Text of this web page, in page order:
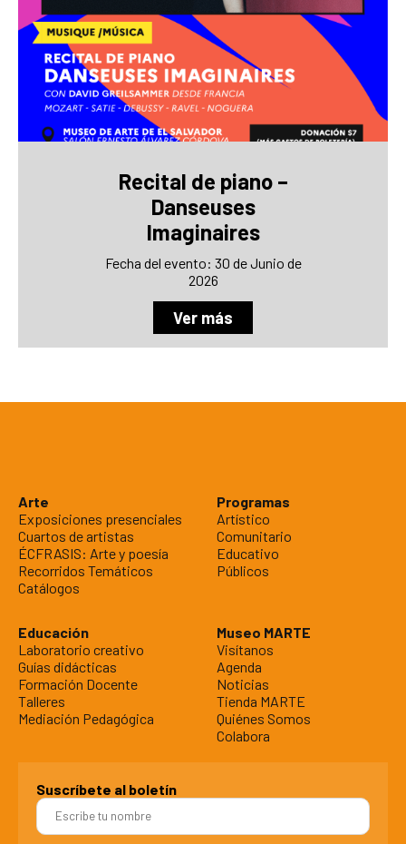
Recital de piano –
Danseuses
Imaginaires
Fecha del evento: 30 de Junio de
2026
Ver más
Arte
Exposiciones presenciales
Cuartos de artistas
ÉCFRASIS: Arte y poesía
Recorridos Temáticos
Catálogos
Programas
Artístico
Comunitario
Educativo
Públicos
Educación
Laboratorio creativo
Guías didácticas
Formación Docente
Talleres
Mediación Pedagógica
Museo MARTE
Visítanos
Agenda
Noticias
Tienda MARTE
Quiénes Somos
Colabora
Suscríbete al boletín